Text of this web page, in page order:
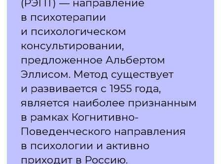
специалистом в востребованном
подходе и получите образование,
реализованное совместно
психоанализа. «Рационально-
Эмотивно-Поведенческая терапия»
соответствует всем
рекомендациям ФГОС
и образовательным стандартам.
ПРОГРАММА
«РАЦИОНАЛЬНО-
ЭМОТИВНО-